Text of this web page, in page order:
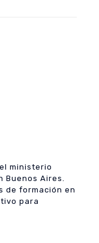
ministerio
Aires.
de formación en
para